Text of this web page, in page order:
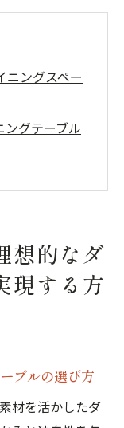
ニングスペー
グテーブル
を作る方法
ペースのデ
県らしい家
想的なダ
現する方
ブルの選び方
材を活かしたダ